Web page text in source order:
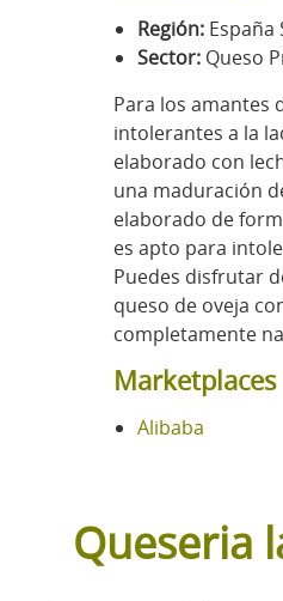
Región: España
Sector: Queso
Para los amantes
intolerantes a la
elaborado con
una maduración
elaborado de
es apto para
Puedes disfrutar
queso de oveja
completamente
Marketplaces
Alibaba
Queseria